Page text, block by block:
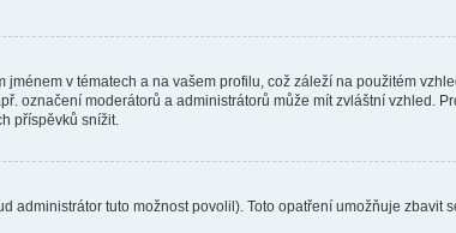
v tématech a na vašem profilu, což záleží na použitém
označení moderátorů a administrátorů může mít zvláštní vzhled.
příspěvků snížit.
tuto možnost povolil). Toto opatření umožňuje zbavit